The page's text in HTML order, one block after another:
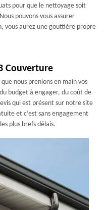
pour que le nettoyage soit
pouvons vous assurer
vous aurez une gouttière propre
Couverture
nous prenions en main vos
budget à engager, du coût de
qui est présent sur notre site
et c’est sans engagement
plus brefs délais.